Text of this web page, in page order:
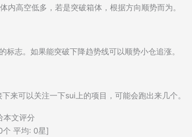
高空低多，若是突破箱体，根据方向顺势而为。
志。如果能突破下降趋势线可以顺势小仓追涨。
来可以关注一下sui上的项目，可能会跑出来几个。
本文评分
个 平均: 0星]